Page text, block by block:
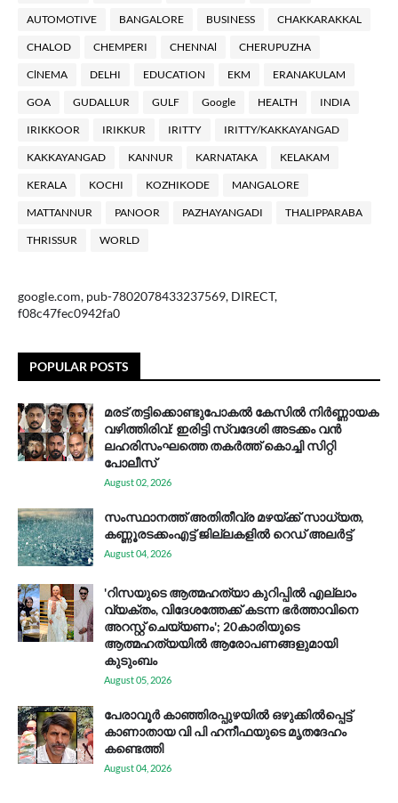
AUTOMOTIVE BANGALORE BUSINESS CHAKKARAKKAL
CHALOD CHEMPERI CHENNAl CHERUPUZHA
ClNEMA DELHI EDUCATION EKM ERANAKULAM
GOA GUDALLUR GULF Google HEALTH INDIA
IRIKKOOR IRIKKUR IRITTY IRITTY/KAKKAYANGAD
KAKKAYANGAD KANNUR KARNATAKA KELAKAM
KERALA KOCHI KOZHIKODE MANGALORE
MATTANNUR PANOOR PAZHAYANGADI THALIPPARABA
THRISSUR WORLD
google.com, pub-7802078433237569, DIRECT,
f08c47fec0942fa0
POPULAR POSTS
മരട് തട്ടിക്കൊണ്ടുപോകൽ കേസിൽ നിർണ്ണായക
വഴിത്തിരിവ്: ഇരിട്ടി സ്വദേശി അടക്കം വൻ
ലഹരിസംഘത്തെ തകർത്ത് കൊച്ചി സിറ്റി
പോലീസ്
August 02, 2026
സം​സ്ഥാ​ന​ത്ത് അ​തി​തീ​വ്ര മ​ഴ​യ്ക്ക് സാ​ധ്യ​ത,
കണ്ണൂരടക്കംഎ​ട്ട് ജി​ല്ല​ക​ളി​ൽ റെ​ഡ് അ​ലർ​ട്ട്
August 04, 2026
'റിസയുടെ ആത്മഹത്യാ കുറിപ്പിൽ എല്ലാം
വ്യക്തം, വിദേശത്തേക്ക് കടന്ന ഭർത്താവിനെ
അറസ്റ്റ് ചെയ്യണം'; 20കാരിയുടെ
ആത്മഹത്യയിൽ ആരോപണങ്ങളുമായി
കുടുംബം
August 05, 2026
പേരാവൂർ കാഞ്ഞിരപ്പുഴയിൽ ഒഴുക്കിൽപ്പെട്ട്
കാണാതായ വി പി ഹനീഫയുടെ മൃതദേഹം
കണ്ടെത്തി
August 04, 2026